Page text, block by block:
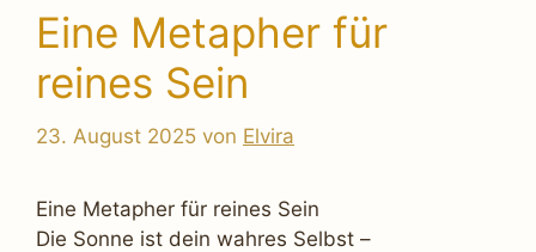
Eine Metapher für
reines Sein
23. August 2025 von Elvira
Eine Metapher für reines Sein
Die Sonne ist dein wahres Selbst –